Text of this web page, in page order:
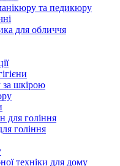
та педикюру
для обличчя
за шкірою
для гоління
гоління
техніки для дому